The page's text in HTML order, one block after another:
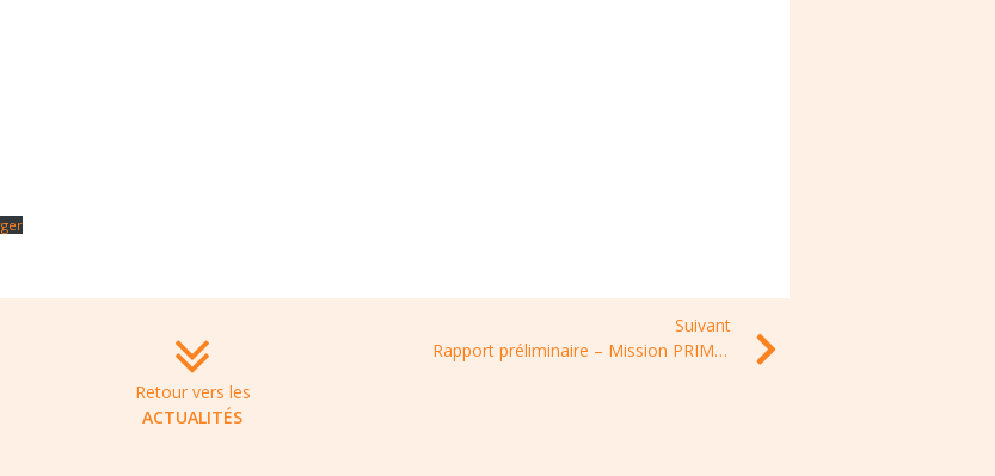
Suivant
Rapport préliminaire – Mission PRIMO : Surveillance de la résistance aux antibiotiques en soins de ville et en établissements pour personnes âgées dépendantes
Retour vers les
ACTUALITÉS